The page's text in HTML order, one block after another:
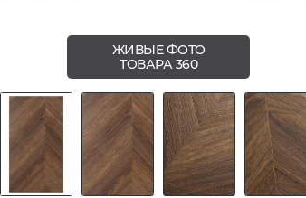
ЖИВЫЕ ФОТО
ТОВАРА 360